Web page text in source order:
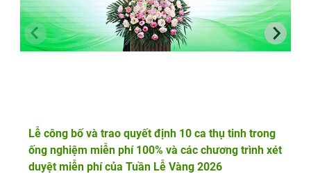
Lễ công bố và trao quyết định 10 ca thụ tinh trong
ống nghiệm miễn phí 100% và các chương trình xét
duyệt miễn phí của Tuần Lễ Vàng 2026